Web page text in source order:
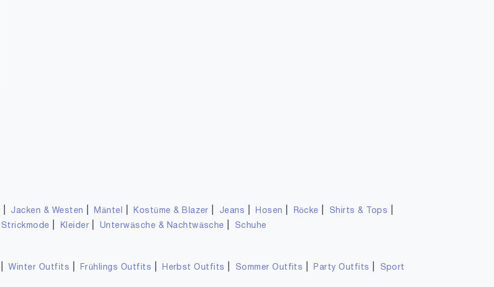
Jacken & Westen Mäntel Kostüme & Blazer Jeans Hosen Röcke Shirts & Tops
Strickmode Kleider Unterwäsche & Nachtwäsche Schuhe
|Winter Outfits Frühlings Outfits Herbst Outfits Sommer Outfits Party Outfits
Sport